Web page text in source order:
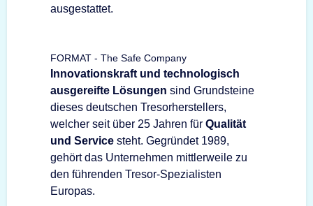
ausgestattet.
FORMAT - The Safe Company
Innovationskraft und technologisch
ausgereifte Lösungen sind Grundsteine
dieses deutschen Tresorherstellers,
welcher seit über 25 Jahren für Qualität
und Service steht. Gegründet 1989,
gehört das Unternehmen mittlerweile zu
den führenden Tresor-Spezialisten
Europas.